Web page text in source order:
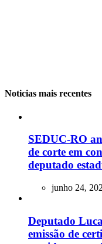
Noticias mais recentes
SEDUC-RO
de corte em
deputado
junho 24,
Deputado
emissão de